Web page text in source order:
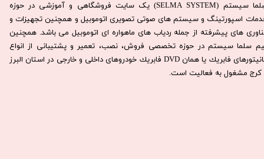
سِلما سيستم (SELMA SYSTEM) یک سایت فروشگاهی و آموزشی در حوزه
اسپورتینگ و سیستم های صوتی تصویری اتوموبیل و همچنین تجهیزات و
های پیشرفته از جمله ردیاب های ماهواره ای اتوموبیل می باشد. همچنين
سلما سيستم در حوزه تخصصی فروش، نصب، تعمير و پشتيبانی از انواع
مانيتورهای فابريك يا همان DVD فابريك خودروهای داخلی و خارجی در استان البرز
كرج مشغول به فعاليت است.​​​​​​​